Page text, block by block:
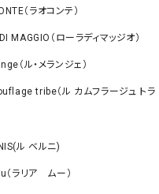
（ラオコンテ）
MAGGIO（ローラディマッジオ）
（ル・メランジェ）
tribe（ル カムフラージュ トラ
ル ベルニ)
（ラリア ムー）